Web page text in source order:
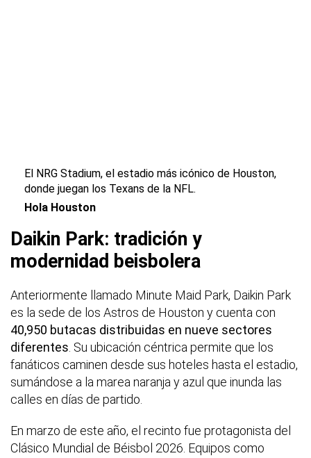
El NRG Stadium, el estadio más icónico de Houston,
donde juegan los Texans de la NFL.
Hola Houston
Daikin Park: tradición y
modernidad beisbolera
Anteriormente llamado Minute Maid Park, Daikin Park
es la sede de los Astros de Houston y cuenta con
40,950 butacas distribuidas en nueve sectores
diferentes . Su ubicación céntrica permite que los
fanáticos caminen desde sus hoteles hasta el estadio,
sumándose a la marea naranja y azul que inunda las
calles en días de partido.
En marzo de este año, el recinto fue protagonista del
Clásico Mundial de Béisbol 2026. Equipos como